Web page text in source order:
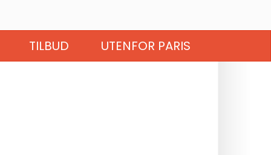
TILBUD UTENFOR PARIS